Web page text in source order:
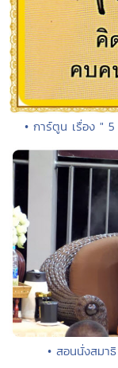
• การ์ตูน เรื่อง "
• สอนนั่งสมา